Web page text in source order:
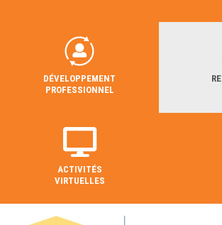
DÉVELOPPEMENT
PROFESSIONNEL
ACTIVITÉS
VIRTUELLES
RECHERCHE DANS LE RÉPERTOIRE